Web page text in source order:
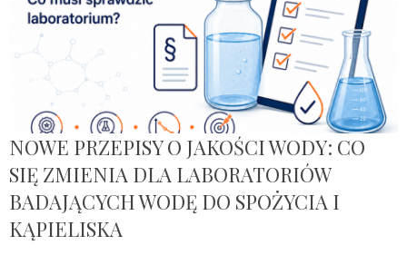
NOWE PRZEPISY O JAKOŚCI WODY: CO
SIĘ ZMIENIA DLA LABORATORIÓW
BADAJĄCYCH WODĘ DO SPOŻYCIA I
KĄPIELISKA